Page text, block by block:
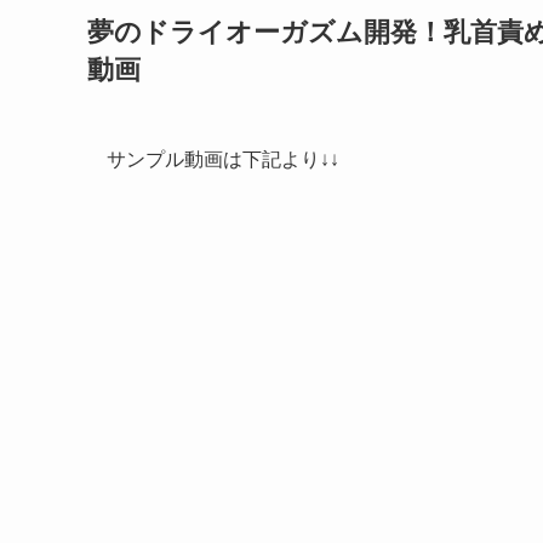
夢のドライオーガズム開発！乳首
動画
サンプル動画は下記より↓↓